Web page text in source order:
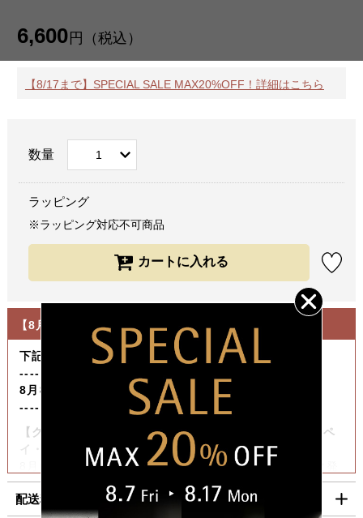
6,600 円（税込）
【8/17まで】SPECIAL SALE MAX20%OFF！詳細はこちら
数量
ラッピング
※ラッピング対応不可商品
【8月の休業日について】
下記期間は発送作業をお休みさせていただきます。
----------------------------------
8月8日（土）～ 8月16日（日）
----------------------------------
【クレジットカード・Amazon Pay・PayPay・楽天ペ
イ・代金引換をご利用の場合】
8月6日（木）迄の『ご注文』は8月7日（金）迄に順次発
送いたします。
【コンビニ決済をご利用の場合】
配送料・お支払い方法について